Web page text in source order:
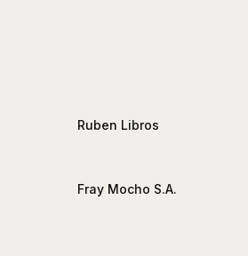
Ruben Libros
Fray Mocho S.A.